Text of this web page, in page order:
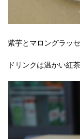
紫芋とマロングラッ
ドリンクは温かい紅